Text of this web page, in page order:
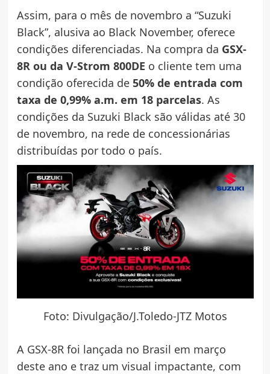
Assim, para o mês de novembro a “Suzuki
Black”, alusiva ao Black November, oferece
condições diferenciadas. Na compra da GSX-
8R ou da V-Strom 800DE o cliente tem uma
condição oferecida de 50% de entrada com
taxa de 0,99% a.m. em 18 parcelas. As
condições da Suzuki Black são válidas até 30
de novembro, na rede de concessionárias
distribuídas por todo o país.
Foto: Divulgação/J.Toledo-JTZ Motos
A GSX-8R foi lançada no Brasil em março
deste ano e traz um visual impactante, com